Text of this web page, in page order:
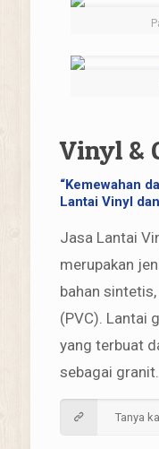
Vinyl &
“Kemewahan
Lantai Vinyl
Jasa Lantai
merupakan
bahan
(PVC). Lantai
yang terbuat
sebagai granit.
Tanya